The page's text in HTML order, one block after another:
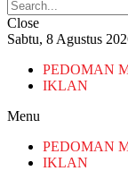
Close
Sabtu, 8 Agustus
PEDOMAN
IKLAN
Menu
PEDOMAN
IKLAN